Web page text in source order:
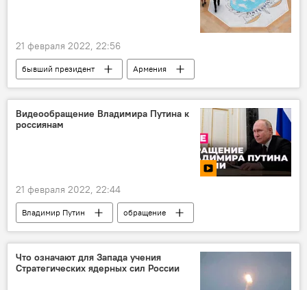
21 февраля 2022, 22:56
бывший президент
Армения
Серж Саргсян
Роберт Кочарян
Политика
Интерпол
Видеообращение Владимира Путина к
россиянам
21 февраля 2022, 22:44
Владимир Путин обращение
Что означают для Запада учения
Стратегических ядерных сил России